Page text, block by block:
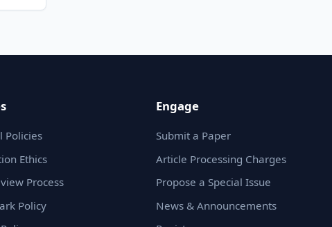
Policies
Ethics
Process
Policy
Engage
Submit a Paper
Article Processing Charges
Propose a Special Issue
News & Announcements